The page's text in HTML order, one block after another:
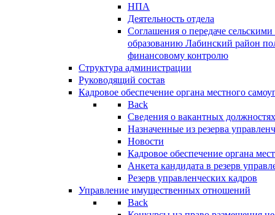
НПА
Деятельность отдела
Соглашения о передаче
образованию Лабинский район
финансовому контролю
Структура администрации
Руководящий состав
Кадровое обеспечение органа местного
Back
Сведения о вакантных
Назначенные из резерва
Новости
Кадровое обеспечение органа
Анкета кандидата в резерв
Резерв управленческих кадров
Управление имущественных отношений
Back